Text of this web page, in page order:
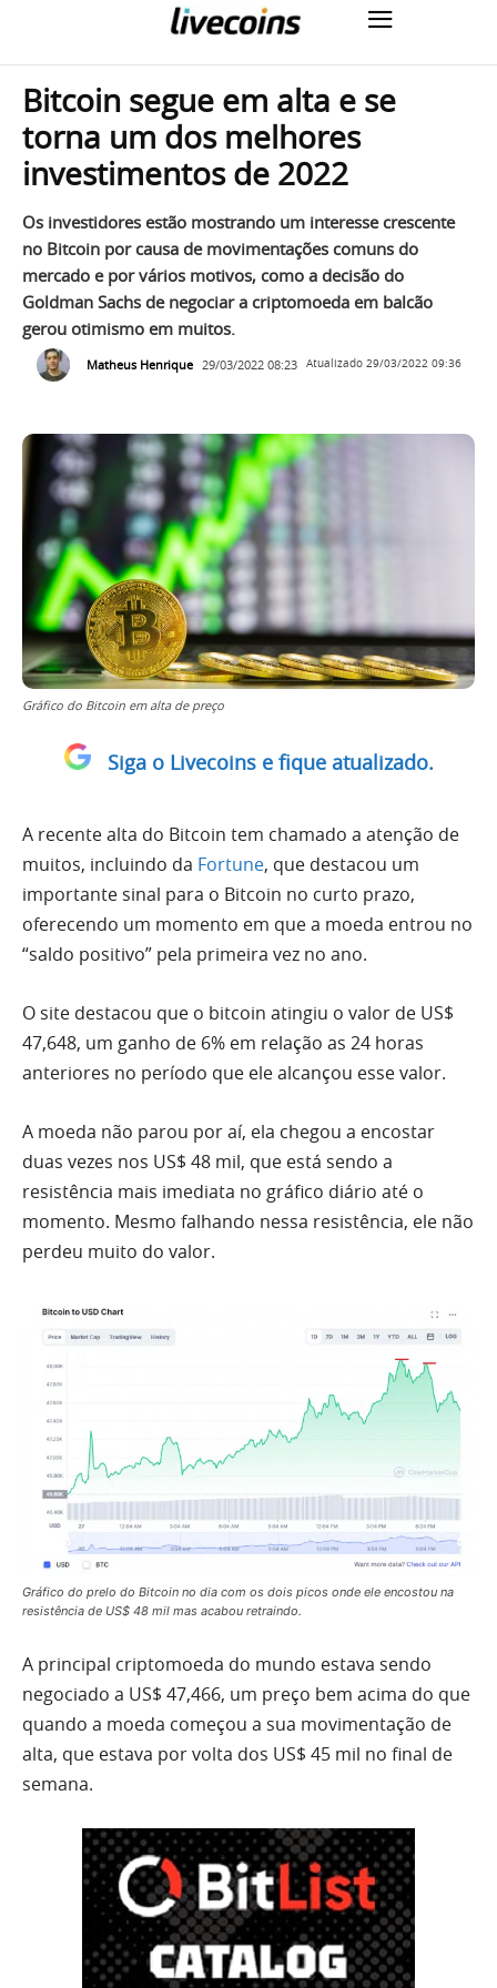
Bitcoin segue em alta e se
torna um dos melhores
investimentos de 2022
Os investidores estão mostrando um interesse crescente
no Bitcoin por causa de movimentações comuns do
mercado e por vários motivos, como a decisão do
Goldman Sachs de negociar a criptomoeda em balcão
gerou otimismo em muitos.
Matheus Henrique 29/03/2022 08:23 Atualizado 29/03/2022 09:36
Gráfico do Bitcoin em alta de preço
Siga o Livecoins e fique atualizado.
A recente alta do Bitcoin tem chamado a atenção de
muitos, incluindo da Fortune, que destacou um
importante sinal para o Bitcoin no curto prazo,
oferecendo um momento em que a moeda entrou no
“saldo positivo” pela primeira vez no ano.
O site destacou que o bitcoin atingiu o valor de US$
47,648, um ganho de 6% em relação as 24 horas
anteriores no período que ele alcançou esse valor.
A moeda não parou por aí, ela chegou a encostar
duas vezes nos US$ 48 mil, que está sendo a
resistência mais imediata no gráfico diário até o
momento. Mesmo falhando nessa resistência, ele não
perdeu muito do valor.
Gráfico do prelo do Bitcoin no dia com os dois picos onde ele encostou na
resistência de US$ 48 mil mas acabou retraindo.
A principal criptomoeda do mundo estava sendo
negociado a US$ 47,466, um preço bem acima do que
quando a moeda começou a sua movimentação de
alta, que estava por volta dos US$ 45 mil no final de
semana.